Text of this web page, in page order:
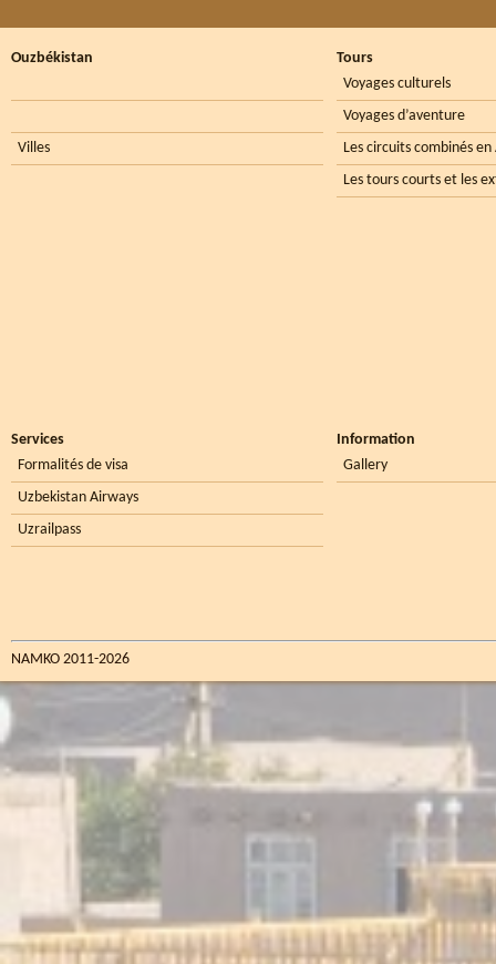
Ouzbékistan
Villes
Tours
Voyages culturels
Voyages d’aventure
Les circuits combinés
Les tours courts et les
Services
Formalités de visa
Uzbekistan Airways
Uzrailpass
Information
Gallery
NAMKO 2011-2026